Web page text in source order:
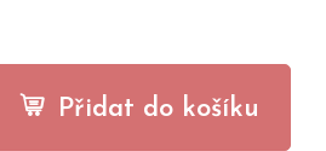
Přidat do košíku